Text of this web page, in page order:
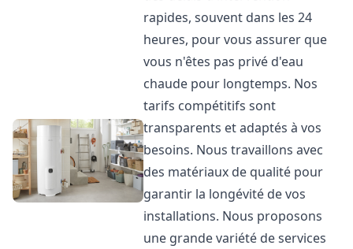
rapides, souvent dans les 24
heures, pour vous assurer que
vous n'êtes pas privé d'eau
chaude pour longtemps. Nos
tarifs compétitifs sont
transparents et adaptés à vos
besoins. Nous travaillons avec
des matériaux de qualité pour
garantir la longévité de vos
installations. Nous proposons
une grande variété de services